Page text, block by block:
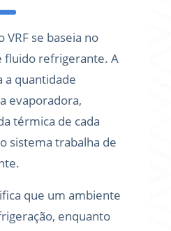
se baseia no
fluido refrigerante. A
a quantidade
evaporadora,
térmica de cada
sistema trabalha de
que um ambiente
enquanto